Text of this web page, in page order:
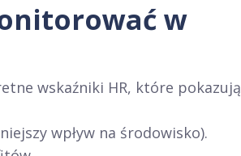
w
wskaźniki HR, które pokazują
wpływ na środowisko).